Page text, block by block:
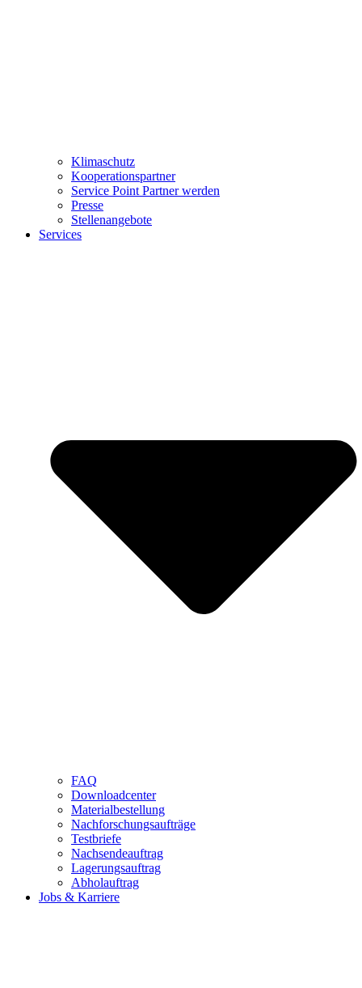
Klimaschutz
Kooperationspartner
Service Point Partner werden
Presse
Stellenangebote
Services
FAQ
Downloadcenter
Materialbestellung
Nachforschungsaufträge
Testbriefe
Nachsendeauftrag
Lagerungsauftrag
Abholauftrag
Jobs & Karriere